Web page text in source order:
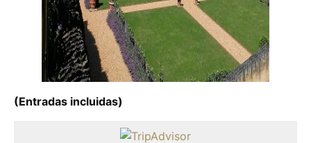
(Entradas incluidas)